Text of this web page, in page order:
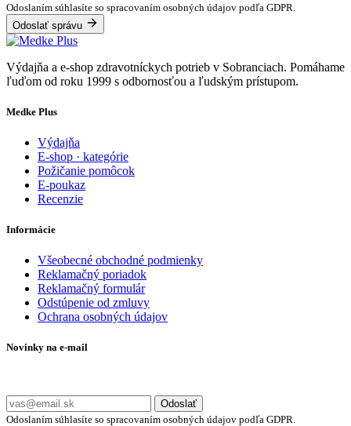
Odoslaním súhlasíte so spracovaním osobných údajov podľa GDPR.
Odoslať správu
Výdajňa a e-shop zdravotníckych potrieb v Sobranciach. Pomáhame
ľuďom od roku 1999 s odbornosťou a ľudským prístupom.
Medke Plus
Výdajňa
E-shop · kategórie
Požičanie pomôcok
E-poukaz
Recenzie
Informácie
Všeobecné obchodné podmienky
Reklamačný poriadok
Reklamačný formulár
Odstúpenie od zmluvy
Ochrana osobných údajov
Novinky na e-mail
Odoslať
Odoslaním súhlasíte so spracovaním osobných údajov podľa GDPR.